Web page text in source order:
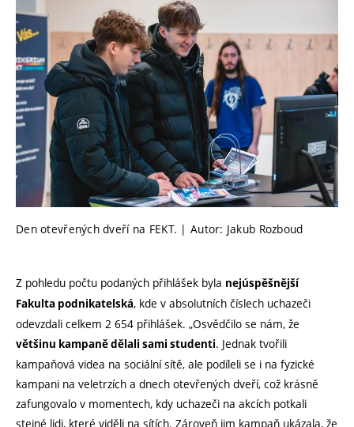
Den otevřených dveří na FEKT. | Autor: Jakub Rozboud
Z pohledu počtu podaných přihlášek byla nejúspěšnější
Fakulta podnikatelská, kde v absolutních číslech uchazeči
odevzdali celkem 2 654 přihlášek. „Osvědčilo se nám, že
většinu kampaně dělali sami studenti. Jednak tvořili
kampaňová videa na sociální sítě, ale podíleli se i na fyzické
kampani na veletrzích a dnech otevřených dveří, což krásně
zafungovalo v momentech, kdy uchazeči na akcích potkali
stejné lidi, které viděli na sítích. Zároveň jim kampaň ukázala, že